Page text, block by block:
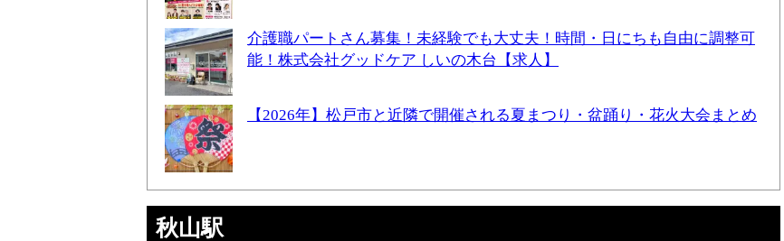
介護職パートさん募集！未経験でも大丈夫！時間・日にちも自由に調整可
能！株式会社グッドケア しいの木台【求人】
【2026年】松戸市と近隣で開催される夏まつり・盆踊り・花火大会まとめ
秋山駅